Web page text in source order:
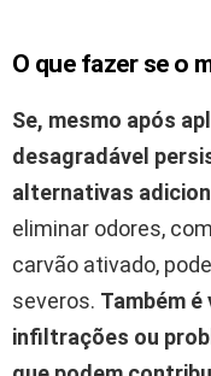
O que fazer se o
Se, mesmo após
desagradável
alternativas
eliminar odores,
carvão ativado,
severos. Também
infiltrações ou